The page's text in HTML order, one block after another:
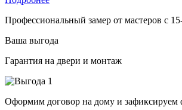
Профессиональный замер от мастеров с
Ваша выгода
Гарантия на двери и монтаж
Оформим договор на дому и